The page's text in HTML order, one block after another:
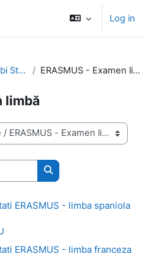
Log in
12. Inginerie în Limbi Străine ERASMUS - Examen limbă
limbă
Search courses
ERASMUS - limba spaniola
ERASMUS - limba franceza